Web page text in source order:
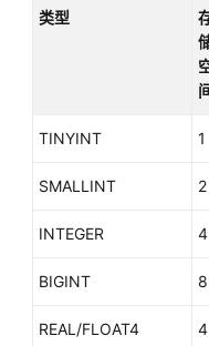
数
入
类型
TINYINT 1
SMALLINT 2
INTEGER 4
BIGINT 8
REAL/FLOAT4 4